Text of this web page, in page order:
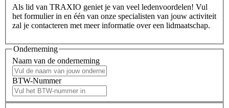
Als lid van TRAXIO geniet je van veel ledenvoordelen! Vul
het formulier in en één van onze specialisten van jouw activiteit
zal je contacteren met meer informatie over een lidmaatschap.
Onderneming
Naam van de onderneming
BTW-Nummer